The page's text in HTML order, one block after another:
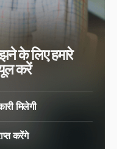
के लिए हमारे
करें
मिलेगी
करेंगे